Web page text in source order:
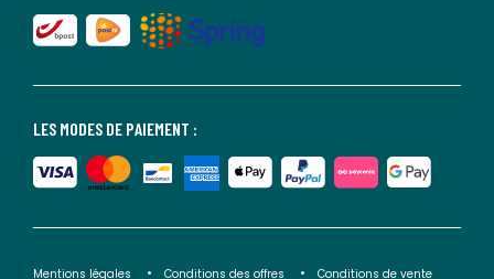
LES MODES DE PAIEMENT :
Mentions légales Conditions des offres Conditions de vente